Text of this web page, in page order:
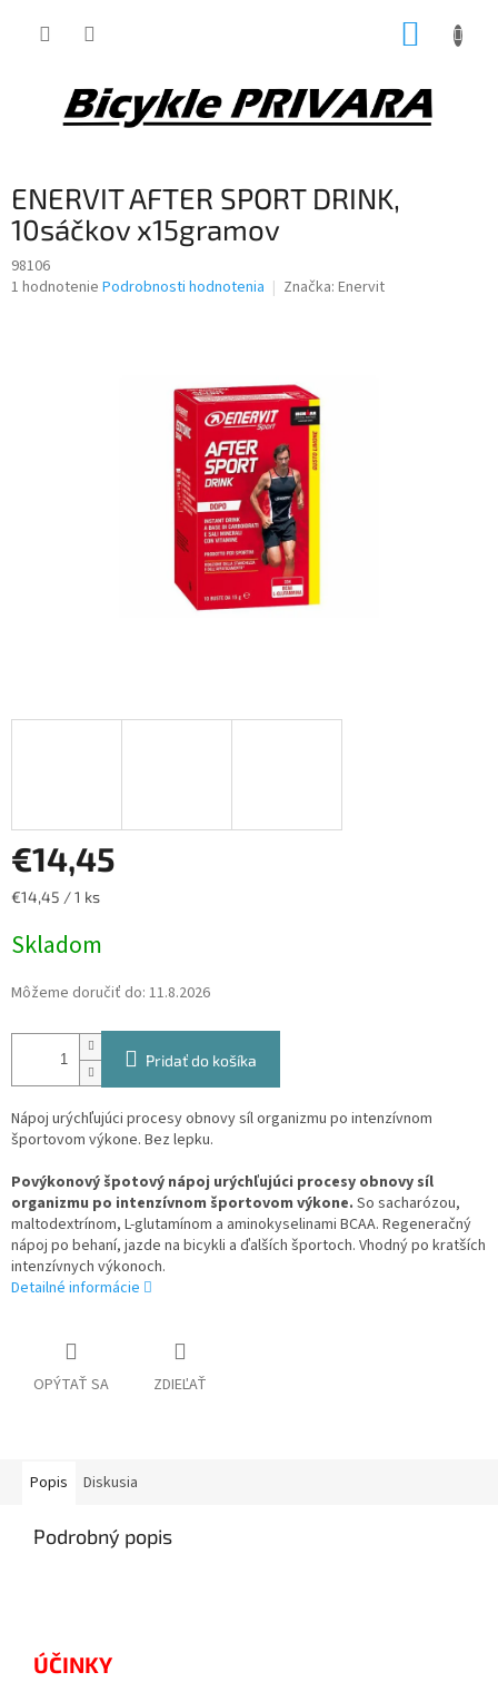
ENERVIT AFTER SPORT DRINK,
10sáčkov x15gramov
98106
Priemerné
1 hodnotenie Podrobnosti hodnotenia Značka: Enervit
€14,45
Jednotková
€14,45 / 1 ks
Skladom
Môžeme doručiť do: 11.8.2026
Pridať do košíka
Nápoj urýchľujúci procesy obnovy síl organizmu po intenzívnom
športovom výkone. Bez lepku.
Povýkonový špotový nápoj urýchľujúci procesy obnovy síl
organizmu po intenzívnom športovom výkone. So sacharózou,
maltodextrínom, L-glutamínom a aminokyselinami BCAA. Regeneračný
nápoj po behaní, jazde na bicykli a ďalších športoch. Vhodný po kratších
intenzívnych výkonoch.
Detailné informácie
OPÝTAŤ SA ZDIEĽAŤ
Popis Diskusia
Podrobný popis
ÚČINKY